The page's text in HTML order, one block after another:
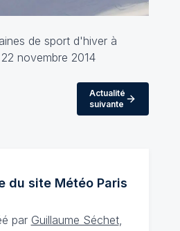
de sport d'hiver à
novembre 2014
Actualité
suivante
du site MétéoParis
par Guillaume Séchet,